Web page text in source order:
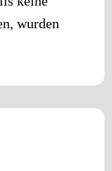
wurden